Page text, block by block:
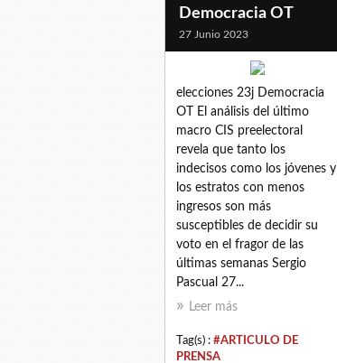
Democracia OT
27 Junio 2023
elecciones 23j Democracia
OT El análisis del último
macro CIS preelectoral
revela que tanto los
indecisos como los jóvenes y
los estratos con menos
ingresos son más
susceptibles de decidir su
voto en el fragor de las
últimas semanas Sergio
Pascual 27...
Leer más
Tag(s) : #ARTICULO DE
PRENSA